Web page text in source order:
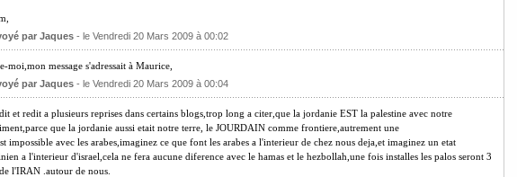
par Jaques- le Vendredi 20 Mars 2009 à 00:02
moi,mon message s'adressait à Maurice,
par Jaques- le Vendredi 20 Mars 2009 à 00:04
et redit a plusieurs reprises dans certains blogs,trop long a citer,que la jordanie EST la palestine avec notre
que la jordanie aussi etait notre terre, le JOURDAIN comme frontiere,autrement une
impossible avec les arabes,imaginez ce que font les arabes a l'interieur de chez nous deja,et imaginez un etat
a l'interieur d'israel,cela ne fera aucune diference avec le hamas et le hezbollah,une fois installes les palos seront 3
l'IRAN .autour de nous.